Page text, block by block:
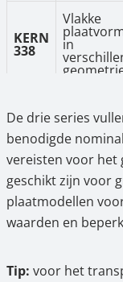
KERN
338
Vlakke
in
De drie series
benodigde
vereisten voor het
geschikt zijn voor
plaatmodellen
waarden en
Tip: voor het